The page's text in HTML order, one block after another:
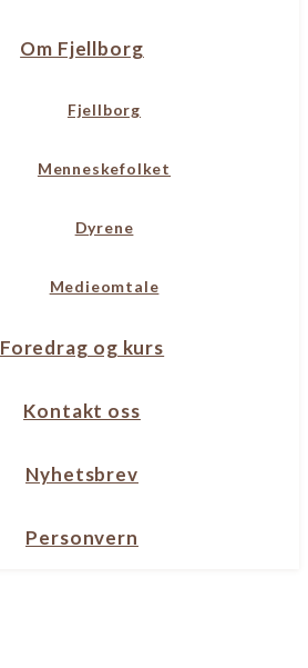
Om Fjellborg
Fjellborg
Menneskefolket
Dyrene
Medieomtale
Foredrag og kurs
Kontakt oss
Nyhetsbrev
Personvern